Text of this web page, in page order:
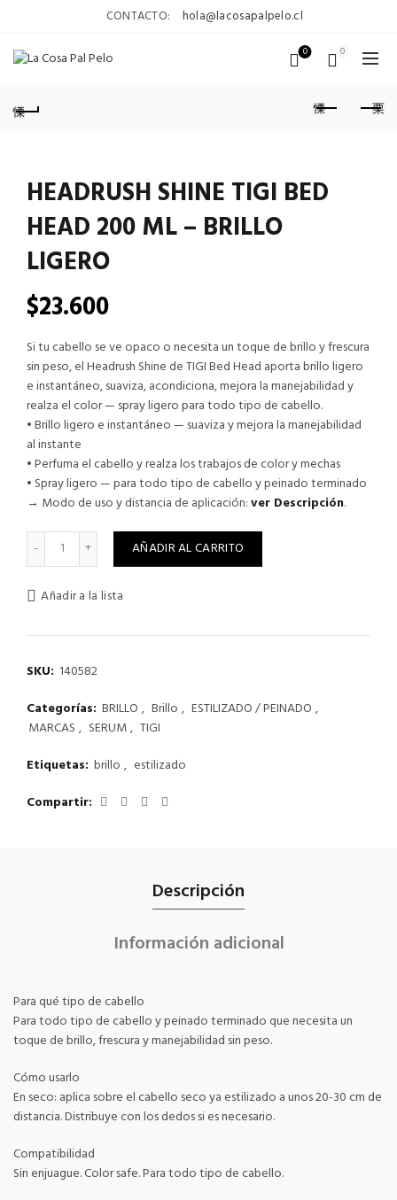
CONTACTO: hola@lacosapalpelo.cl
0 0
HEADRUSH SHINE TIGI BED
HEAD 200 ML – BRILLO
LIGERO
$23.600
Si tu cabello se ve opaco o necesita un toque de brillo y frescura
sin peso, el Headrush Shine de TIGI Bed Head aporta brillo ligero
e instantáneo, suaviza, acondiciona, mejora la manejabilidad y
realza el color — spray ligero para todo tipo de cabello.
• Brillo ligero e instantáneo — suaviza y mejora la manejabilidad
al instante
• Perfuma el cabello y realza los trabajos de color y mechas
• Spray ligero — para todo tipo de cabello y peinado terminado
→ Modo de uso y distancia de aplicación:ver Descripción.
HEADRUSH SHINE TIGI BED HEAD 200 ML - BRILLO LIGERO
AÑADIR AL CARRITO
Añadir a la lista
SKU: 140582
Categorías: BRILLO , Brillo , ESTILIZADO / PEINADO ,
MARCAS , SERUM, TIGI
Etiquetas: brillo , estilizado
Compartir
Descripción
Información adicional
Para qué tipo de cabello
Para todo tipo de cabello y peinado terminado que necesita un
toque de brillo, frescura y manejabilidad sin peso.
Cómo usarlo
En seco: aplica sobre el cabello seco ya estilizado a unos 20-30 cm de
distancia. Distribuye con los dedos si es necesario.
Compatibilidad
Sin enjuague. Color safe. Para todo tipo de cabello.